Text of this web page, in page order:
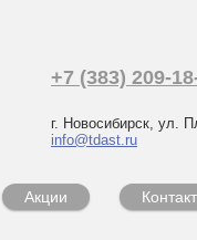
+7 (383) 209-
г. Новосибирск, ул.
info@tdast.ru
Акции